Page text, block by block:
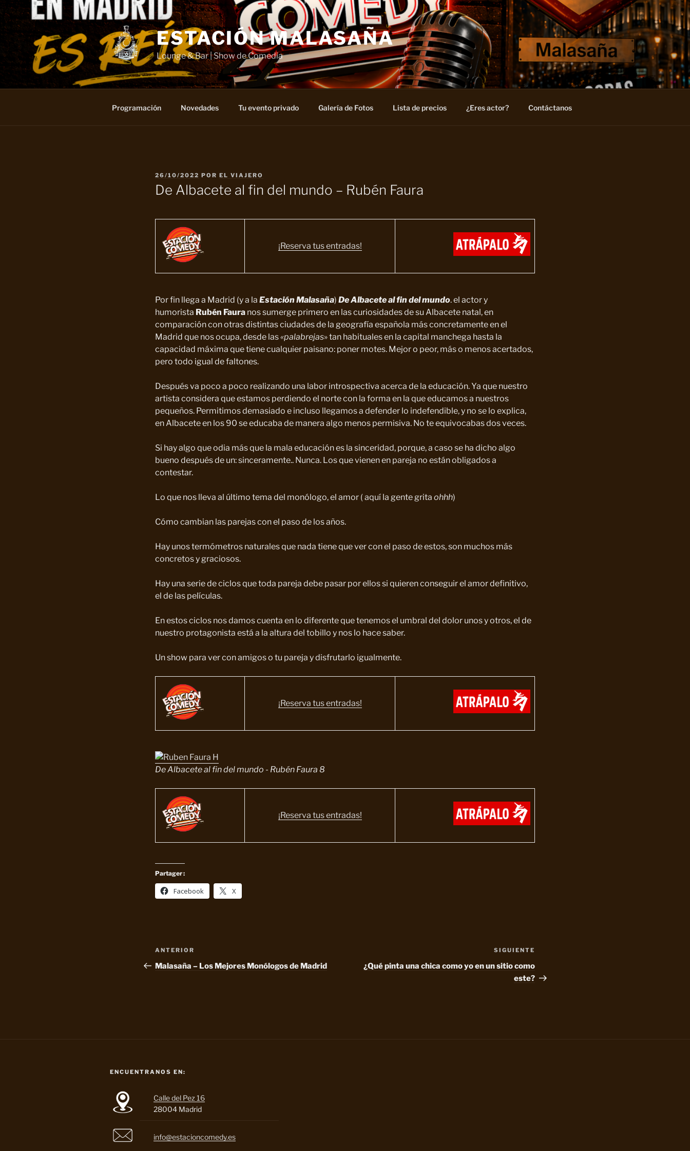
Saltar
al
contenido
ESTACIÓN MALASAÑA
Lounge & Bar | Show de Comedia
Programación Novedades Tu evento privado Galería de Fotos Lista de precios ¿Eres actor? Contáctanos
PUBLICADO
EL
26/10/2022 POR EL VIAJERO
De Albacete al fin del mundo – Rubén Faura
¡Reserva tus entradas!
Por fin llega a Madrid (y a la Estación Malasaña) De Albacete al fin del mundo. el actor y
humorista Rubén Faura nos sumerge primero en las curiosidades de su Albacete natal, en
comparación con otras distintas ciudades de la geografía española más concretamente en el
Madrid que nos ocupa, desde las«palabrejas» tan habituales en la capital manchega hasta la
capacidad máxima que tiene cualquier paisano: poner motes. Mejor o peor, más o menos acertados,
pero todo igual de faltones.
Después va poco a poco realizando una labor introspectiva acerca de la educación. Ya que nuestro
artista considera que estamos perdiendo el norte con la forma en la que educamos a nuestros
pequeños. Permitimos demasiado e incluso llegamos a defender lo indefendible, y no se lo explica,
en Albacete en los 90 se educaba de manera algo menos permisiva. No te equivocabas dos veces.
Si hay algo que odia más que la mala educación es la sinceridad, porque, a caso se ha dicho algo
bueno después de un: sinceramente.. Nunca. Los que vienen en pareja no están obligados a
contestar.
Lo que nos lleva al último tema del monólogo, el amor ( aquí la gente grita ohhh)
Cómo cambian las parejas con el paso de los años.
Hay unos termómetros naturales que nada tiene que ver con el paso de estos, son muchos más
concretos y graciosos.
Hay una serie de ciclos que toda pareja debe pasar por ellos si quieren conseguir el amor definitivo,
el de las películas.
En estos ciclos nos damos cuenta en lo diferente que tenemos el umbral del dolor unos y otros, el de
nuestro protagonista está a la altura del tobillo y nos lo hace saber.
Un show para ver con amigos o tu pareja y disfrutarlo igualmente.
¡Reserva tus entradas!
De Albacete al fin del mundo - Rubén Faura 8
¡Reserva tus entradas!
Partager :
Facebook X
Navegación
de
Entrada
anterior:
ANTERIOR
Malasaña – Los Mejores Monólogos de Madrid
entrada
SIGUIENTE
¿Qué pinta una chica como yo en un sitio como
este?
ENCUENTRANOS EN:
Calle del Pez 16
28004 Madrid
info@estacioncomedy.es